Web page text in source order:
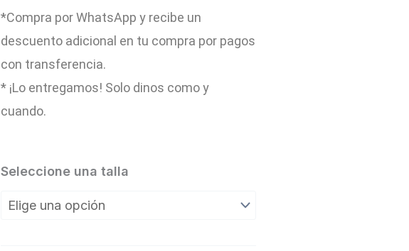
original
era:
$129,00.
actual
es:
$108,99.
*Compra por WhatsApp y recibe un
descuento adicional en tu compra por pagos
con transferencia.
* ¡Lo entregamos! Solo dinos como y
cuando.
Seleccione una talla
Zapato
ME-